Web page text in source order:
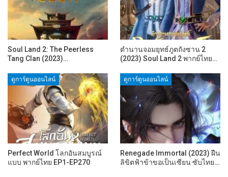
Soul Land 2: The Peerless
Tang Clan (2023)…
ตำนานจอมยุทธ์ภูตถังซาน 2
(2023) Soul Land 2 พากย์ไทย…
ดูการ์ตูนออนไลน์
Perfect World โลกอันสมบูรณ์
แบบ พากย์ไทย EP1-EP270
ดูการ์ตูนออนไลน์
Renegade Immortal (2023) ฝืน
ลิขิตฟ้าข้าขอเป็นเซียน ซับไทย…